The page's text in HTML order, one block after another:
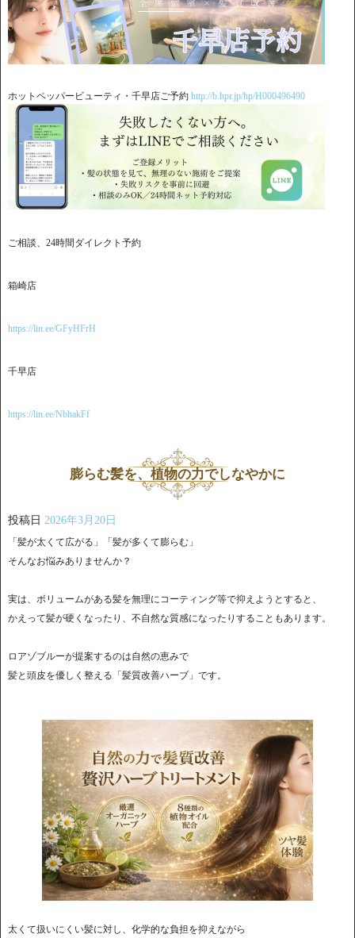
ホットペッパービューティ・千早店ご予約 http://b.hpr.jp/hp/H000496490
ご相談、24時間ダイレクト予約
箱崎店
https://lin.ee/GFyHFrH
千早店
https://lin.ee/NbhakFf
膨らむ髪を、植物の力でしなやかに
投稿日 2026年3月20日
「髪が太くて広がる」「髪が多くて膨らむ」
そんなお悩みありませんか？
実は、ボリュームがある髪を無理にコーティング等で抑えようとすると、
かえって髪が硬くなったり、不自然な質感になったりすることもあります。
ロアゾブルーが提案するのは自然の恵みで
髪と頭皮を優しく整える「髪質改善ハーブ」です。
太くて扱いにくい髪に対し、化学的な負担を抑えながら